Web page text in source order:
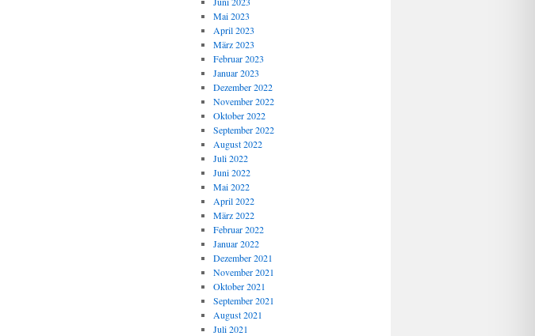
Mai 2023
April 2023
März 2023
Februar 2023
Januar 2023
Dezember 2022
November 2022
Oktober 2022
September 2022
August 2022
Juli 2022
Juni 2022
Mai 2022
April 2022
März 2022
Februar 2022
Januar 2022
Dezember 2021
November 2021
Oktober 2021
September 2021
August 2021
Juli 2021